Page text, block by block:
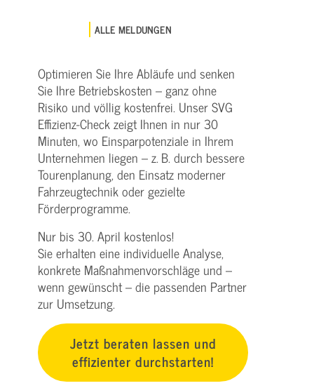
ALLE MELDUNGEN
Optimieren Sie Ihre Abläufe und senken
Sie Ihre Betriebskosten – ganz ohne
Risiko und völlig kostenfrei. Unser SVG
Effizienz-Check zeigt Ihnen in nur 30
Minuten, wo Einsparpotenziale in Ihrem
Unternehmen liegen – z. B. durch bessere
Tourenplanung, den Einsatz moderner
Fahrzeugtechnik oder gezielte
Förderprogramme.
Nur bis 30. April kostenlos!
Sie erhalten eine individuelle Analyse,
konkrete Maßnahmenvorschläge und –
wenn gewünscht – die passenden Partner
zur Umsetzung.
Jetzt beraten lassen und
effizienter durchstarten!